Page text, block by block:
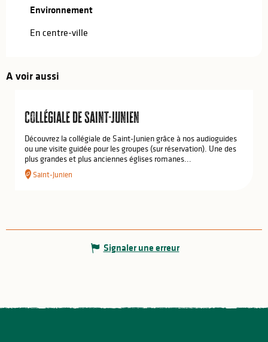
Environnement
Environnement
En centre-ville
A voir aussi
Collégiale de Saint-Junien
Découvrez la collégiale de Saint-Junien grâce à nos audioguides
ou une visite guidée pour les groupes (sur réservation). Une des
plus grandes et plus anciennes églises romanes...
Saint-Junien
Signaler une erreur